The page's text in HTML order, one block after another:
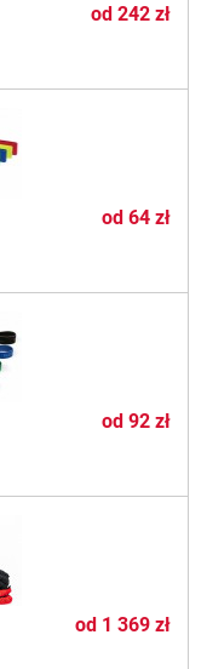
od 242 zł
od 64 zł
od 92 zł
od 1 369 zł